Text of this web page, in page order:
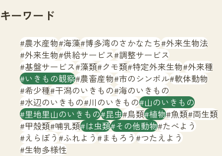
文字サイズ 小 中 大
生物多様性ふくおかウェブセンターとは
サイトマップ
キーワード
農水産物 海藻 博多湾のさかなたち 外来生物法
外来生物 供給サービス 調整サービス
基盤サービス 藻類 クモ類 特定外来生物 外来種
いきもの観察 農畜産物 市のシンボル 軟体動物
希少種 干潟のいきもの 海のいきもの
水辺のいきもの 川のいきもの 山のいきもの
里地里山のいきもの 昆虫 鳥類 植物 魚類 両生類
甲殻類 哺乳類 は虫類 その他動物 たべよう
えらぼう ふれよう まもろう つたえよう
生物多様性